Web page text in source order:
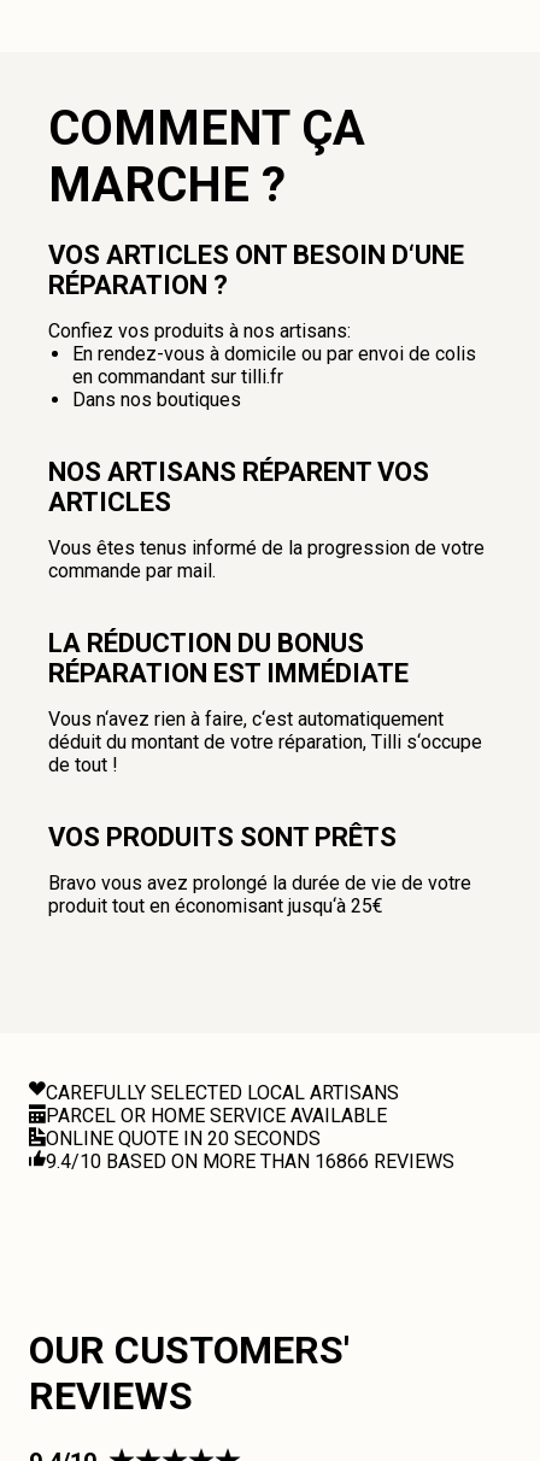
COMMENT ÇA
MARCHE ?
VOS ARTICLES ONT BESOIN D‘UNE
RÉPARATION ?
Confiez vos produits à nos artisans:
En rendez-vous à domicile ou par envoi de colis
en commandant sur tilli.fr
Dans nos boutiques
NOS ARTISANS RÉPARENT VOS
ARTICLES
Vous êtes tenus informé de la progression de votre
commande par mail.
LA RÉDUCTION DU BONUS
RÉPARATION EST IMMÉDIATE
Vous n‘avez rien à faire, c‘est automatiquement
déduit du montant de votre réparation, Tilli s‘occupe
de tout !
VOS PRODUITS SONT PRÊTS
Bravo vous avez prolongé la durée de vie de votre
produit tout en économisant jusqu‘à 25€
CAREFULLY SELECTED LOCAL ARTISANS
PARCEL OR HOME SERVICE AVAILABLE
ONLINE QUOTE IN 20 SECONDS
9.4/10 BASED ON MORE THAN 16866 REVIEWS
OUR CUSTOMERS'
REVIEWS